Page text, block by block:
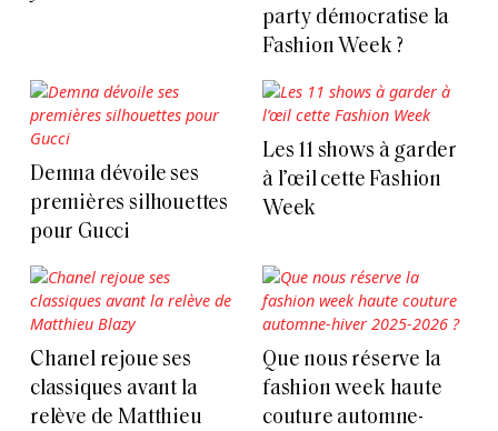
party démocratise la
Fashion Week ?
Demna dévoile ses
premières silhouettes
pour Gucci
Les 11 shows à garder
à l’œil cette Fashion
Week
Chanel rejoue ses
classiques avant la
relève de Matthieu
Que nous réserve la
fashion week haute
couture automne-